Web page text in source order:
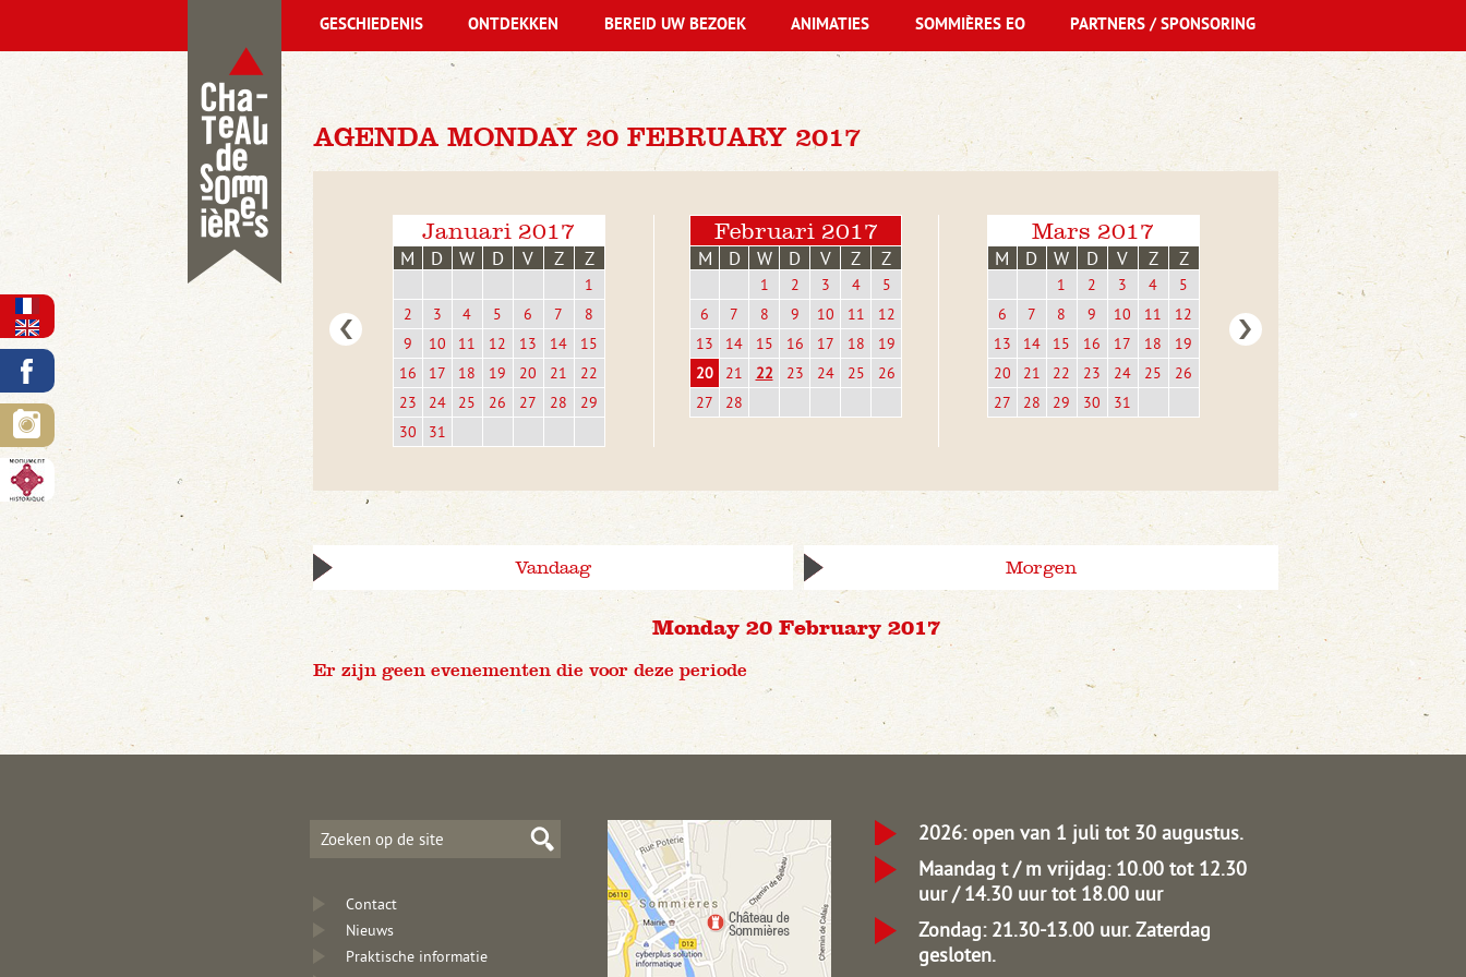
AGENDA MONDAY 20 FEBRUARY 2017
Januari 2017
M D W D V Z Z
1
2
3 4 5 6 7
8
9
10 11 12 13 14
15
16
17 18 19 20 21
22
23
24 25 26 27 28
29
30
31
Februari 2017
M D W D V Z Z
1 2 3 4
5
6
7 8 9 10 11
12
13
14 15 16 17 18
19
20
21 22 23 24 25
26
27
28
Mars 2017
M D W D V Z Z
1 2 3 4
5
6
7 8 9 10 11
12
13
14 15 16 17 18
19
20
21 22 23 24 25
26
27
28 29 30 31
Vandaag Morgen
Monday 20 February 2017
Er zijn geen evenementen die voor deze periode
GESCHIEDENIS ONTDEKKEN BEREID UW BEZOEK ANIMATIES SOMMIÈRES EO PARTNERS / SPONSORING
Contact
Nieuws
Praktische informatie
2026: open van 1 juli tot 30 augustus.
Maandag t / m vrijdag: 10.00 tot 12.30
uur / 14.30 uur tot 18.00 uur
Zondag: 21.30-13.00 uur.Zaterdag
gesloten.